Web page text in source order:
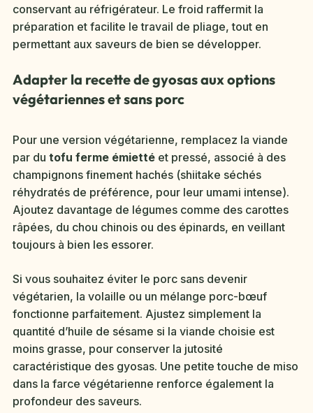
conservant au réfrigérateur. Le froid raffermit la
préparation et facilite le travail de pliage, tout en
permettant aux saveurs de bien se développer.
Adapter la recette de gyosas aux options
végétariennes et sans porc
Pour une version végétarienne, remplacez la viande
par du tofu ferme émietté et pressé, associé à des
champignons finement hachés (shiitake séchés
réhydratés de préférence, pour leur umami intense).
Ajoutez davantage de légumes comme des carottes
râpées, du chou chinois ou des épinards, en veillant
toujours à bien les essorer.
Si vous souhaitez éviter le porc sans devenir
végétarien, la volaille ou un mélange porc-bœuf
fonctionne parfaitement. Ajustez simplement la
quantité d’huile de sésame si la viande choisie est
moins grasse, pour conserver la jutosité
caractéristique des gyosas. Une petite touche de miso
dans la farce végétarienne renforce également la
profondeur des saveurs.